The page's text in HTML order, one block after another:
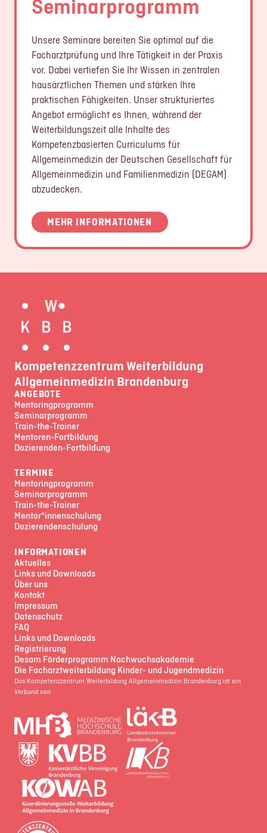
Seminarprogramm
Unsere Seminare bereiten Sie optimal auf die
Facharztprüfung und Ihre Tätigkeit in der Praxis
vor. Dabei vertiefen Sie Ihr Wissen in zentralen
hausärztlichen Themen und stärken Ihre
praktischen Fähigkeiten. Unser strukturiertes
Angebot ermöglicht es Ihnen, während der
Weiterbildungszeit alle Inhalte des
Kompetenzbasierten Curriculums für
Allgemeinmedizin der Deutschen Gesellschaft für
Allgemeinmedizin und Familienmedizin (DEGAM)
abzudecken.
MEHR INFORMATIONEN
Kompetenzzentrum Weiterbildung
Allgemeinmedizin Brandenburg
ANGEBOTE
Mentoringprogramm
Seminarprogramm
Train-the-Trainer
Mentoren-Fortbildung
Dozierenden-Fortbildung
TERMINE
Mentoringprogramm
Seminarprogramm
Train-the-Trainer
Mentor*innenschulung
Dozierendenschulung
INFORMATIONEN
Aktuelles
Links und Downloads
Über uns
Kontakt
Impressum
Datenschutz
FAQ
Links und Downloads
Registrierung
Desam Förderprogramm Nachwuchsakademie
Die Facharztweiterbildung Kinder- und Jugendmedizin
Das Kompetenzzentrum Weiterbildung Allgemeinmedizin Brandenburg ist ein
Verbund von